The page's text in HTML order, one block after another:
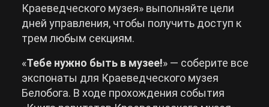
Краеведческого музея» выполняйте цели
дней управления, чтобы получить доступ к
трем любым секциям.
«Тебе нужно быть в музее!» — соберите все
экспонаты для Краеведческого музея
Белобога. В ходе прохождения события